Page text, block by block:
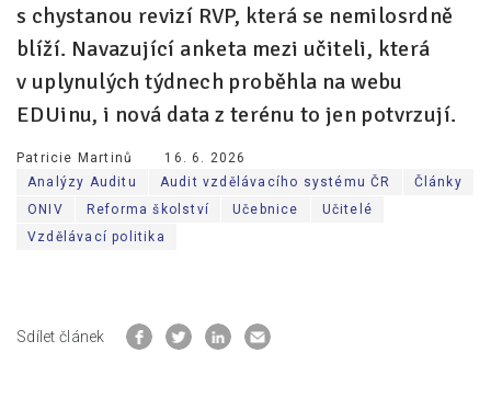
s chystanou revizí RVP, která se nemilosrdně
blíží. Navazující anketa mezi učiteli, která
v uplynulých týdnech proběhla na webu
EDUinu, i nová data z terénu to jen potvrzují.
Patricie Martinů
16. 6. 2026
Analýzy Auditu
Audit vzdělávacího systému ČR
Články
ONIV
Reforma školství Učebnice
Učitelé
Vzdělávací politika
Sdílet článek